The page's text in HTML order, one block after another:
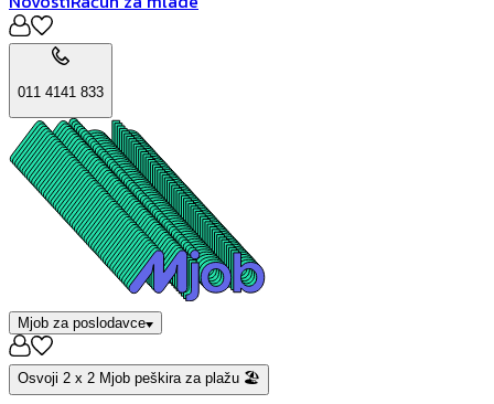
011 4141 833
Mjob za poslodavce
Osvoji 2 x 2 Mjob peškira za plažu 🏖️